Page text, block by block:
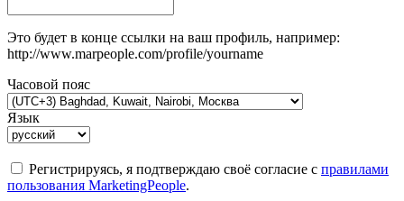
Это будет в конце ссылки на ваш профиль, например:
http://www.marpeople.com/profile/yourname
Часовой пояс
Язык
Регистрируясь, я подтверждаю своё согласие с правилами
пользования MarketingPeople.